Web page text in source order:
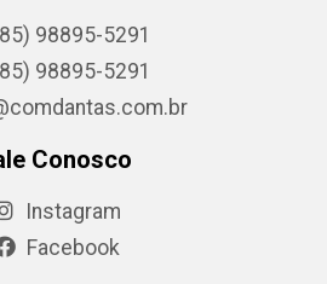
98895-5291
98895-5291
Conosco
Instagram
Facebook